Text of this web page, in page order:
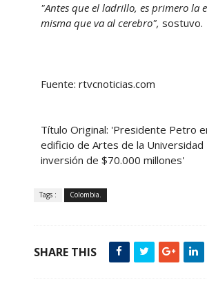
"Antes que el ladrillo, es primero la
misma que va al cerebro", sostuvo.
Fuente: rtvcnoticias.com
Título Original: 'Presidente Petro
edificio de Artes de la Universidad
inversión de $70.000 millones'
Tags : Colombia.
SHARE THIS